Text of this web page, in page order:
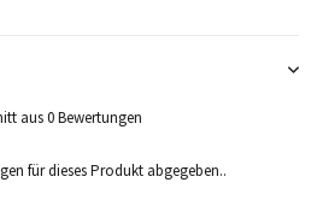
aus 0 Bewertungen
für dieses Produkt abgegeben..